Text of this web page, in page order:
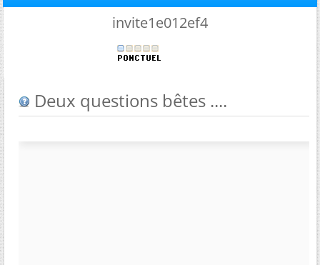
invite1e012ef4
Deux questions bêtes ....